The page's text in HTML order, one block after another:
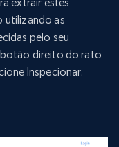
utilizando as
pelo seu
botão direito do rato
Inspecionar.